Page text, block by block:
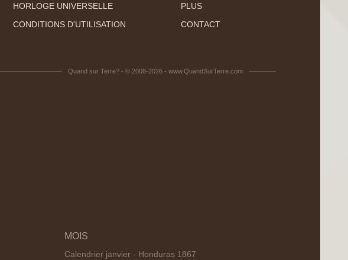
HORLOGE UNIVERSELLE
PLUS
CONDITIONS D'UTILISATION CONTACT
Quand sur Terre? - © 2008-2026 - www.QuandSurTerre.com
MOIS
Calendrier janvier - Honduras 1867